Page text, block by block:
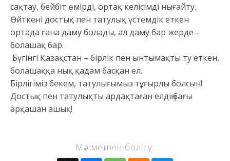
сақтау, бейбіт өмірді, ортақ келісімді нығайту.
Өйткені достық пен татулық үстемдік еткен
ортада ғана даму болады, ал даму бар жерде –
болашақ бар.
Бүгінгі Қазақстан – бірлік пен ынтымақты ту еткен,
болашаққа нық қадам басқан ел.
Бірлігіміз бекем, татулығымыз тұғырлы болсын!
Достық пен татулықты ардақтаған елдің бағы
әрқашан ашық!
Мәліметпен бөлісу: